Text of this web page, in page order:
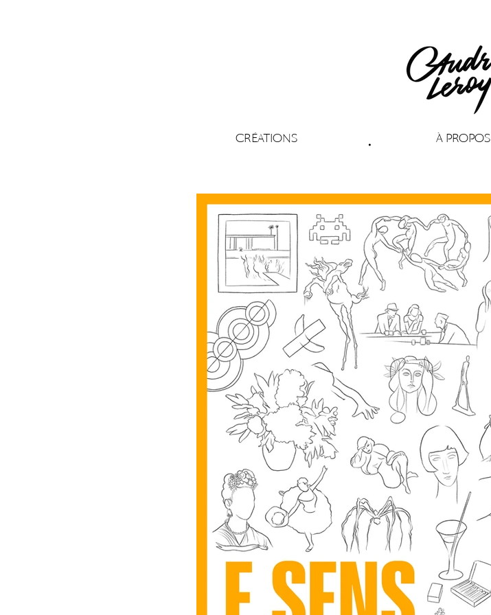
CRÉATIONS • À PROPOS